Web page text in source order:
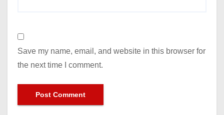
Save my name, email, and website in this browser for
the next time I comment.